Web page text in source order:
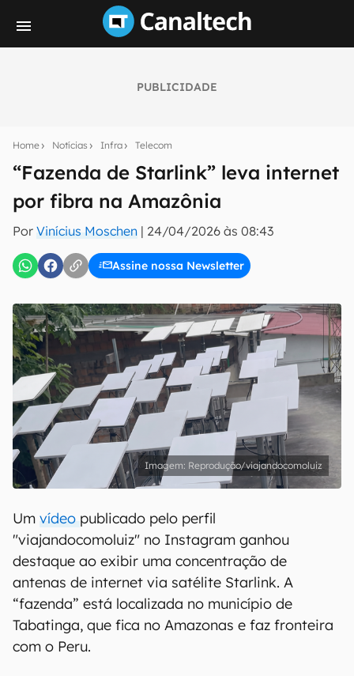
PUBLICIDADE
Home Notícias Infra Telecom
“Fazenda de Starlink” leva internet
por fibra na Amazônia
Por Vinícius Moschen | 24/04/2026 às 08:43
Assine nossa Newsletter
notícias e reviews sobre tecnologia em primeira
E-mail
inscreva-se
Confirmo que li, aceito e concordo com os Termos de
Uso e Política de Privacidade do Canaltech.
Reprodução/viajandocomoluiz
Um vídeo publicado pelo perfil
"viajandocomoluiz" no Instagram ganhou
destaque ao exibir uma concentração de
antenas de internet via satélite Starlink. A
“fazenda” está localizada no município de
Tabatinga, que fica no Amazonas e faz fronteira
com o Peru.